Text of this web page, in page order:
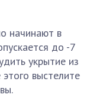
начинают в
до -7
укрытие из
выстелите